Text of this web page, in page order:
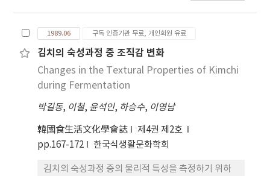
우〉ascorbic acid, 멸치젓〉새우젓〉K-
sorbate〉마늘 첨가구 순이었다. 총 vitamin C 함량
은 적숙기인 2주에 ascorbic acid 첨가구를 제외한
시료들에서 18.2-26.4 mg%로 담금직후와 같은 수준
갓, K-sorbate 첨가구에서 비교적 좋았다. 질산염,
아질산염의 함량은 숙성초기에 마늘, 무우첨가 김치
에서 비교적 높았으며, 숙성기간 중 질산염의 함량범
위는 260-490ppm이었고, 숙성 3주째에 최소량을
나타내었으며 이때 아질산염은 검출되지 않았다. 그
1989.06 구독 인증기관 무료, 개인회원 유료
김치의 숙성과정 중 조직감 변화
Changes in the Textural Properties of Kimchi
during Fermentation
박길동, 이철, 윤석인, 하승수, 이영남
韓國食生活文化學會誌
제4권 제2호
pp.167-172
한국식생활문화학회
김치의 숙성과정 중의 물리적 특성을 측정하기 위하